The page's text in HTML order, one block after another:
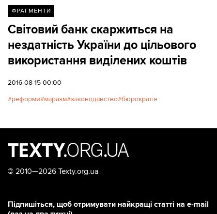
лише цю статтю, яка значно коротша та не
приховує суті змін через необхідність викладати
їх юридичними формулами. Автор: Петро
Буртянський
ФРАГМЕНТИ
Світовий банк скаржиться на
нездатність України до цільового
використання виділених коштів
2016-08-15 00:00
реформи маразм законодавство бюрократія
© 2010—2026 Texty.org.ua
Підпишіться, щоб отримувати найкращі статті на e-mail